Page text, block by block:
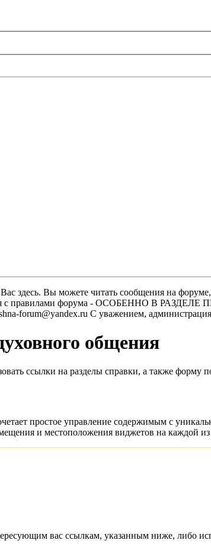
здесь. Вы можете читать сообщения на форуме,
с правилами форума - ОСОБЕННО В
forum@yandex.ru С уважением,
общения
ссылки на разделы справки, а также форму
простое управление содержимым с
и местоположения виджетов на каждой
вас ссылкам, указанным ниже, либо